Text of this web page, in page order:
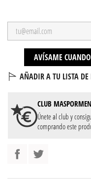
AVÍSAME
AÑADIR A TU LISTA
CLUB
Únete al club y
comprando este